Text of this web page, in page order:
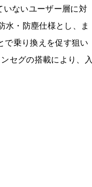
いないユーザー層に対
水・防塵仕様とし、ま
で乗り換えを促す狙い
セグの搭載により、入